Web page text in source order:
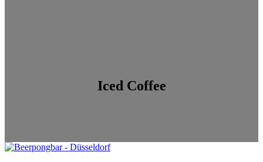
Iced Coffee